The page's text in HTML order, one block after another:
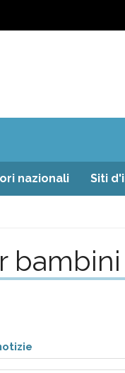
nazionali Siti